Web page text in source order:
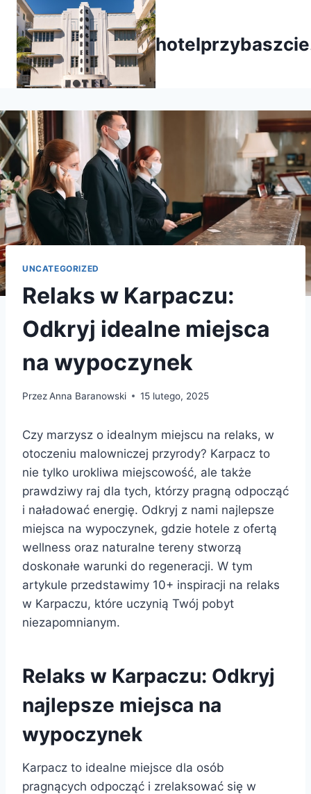
Przejdź
treści
UNCATEGORIZED
Relaks w Karpaczu:
Odkryj idealne miejsca
na wypoczynek
PrzezAnna Baranowski 15 lutego, 2025
Czy marzysz o idealnym miejscu na relaks, w
otoczeniu malowniczej przyrody? Karpacz to
nie tylko urokliwa miejscowość, ale także
prawdziwy raj dla tych, którzy pragną odpocząć
i naładować energię. Odkryj z nami najlepsze
miejsca na wypoczynek, gdzie hotele z ofertą
wellness oraz naturalne tereny stworzą
doskonałe warunki do regeneracji. W tym
artykule przedstawimy 10+ inspiracji na relaks
w Karpaczu, które uczynią Twój pobyt
niezapomnianym.
Relaks w Karpaczu: Odkryj
najlepsze miejsca na
wypoczynek
Karpacz to idealne miejsce dla osób
pragnących odpocząć i zrelaksować się w